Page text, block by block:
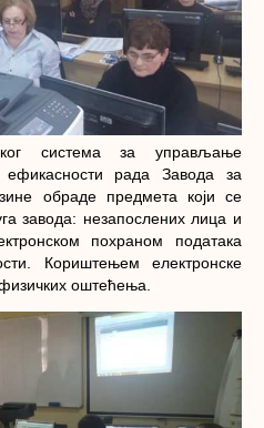
система за управљање
рада Завода за
обраде предмета који се
завода: незапослених лица и
похраном података
Кориштењем електронске
оштећења.